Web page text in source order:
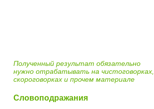
Полученный результат обязательно
нужно отрабатывать на чистоговорках,
скороговорках и прочем материале
Словоподражания